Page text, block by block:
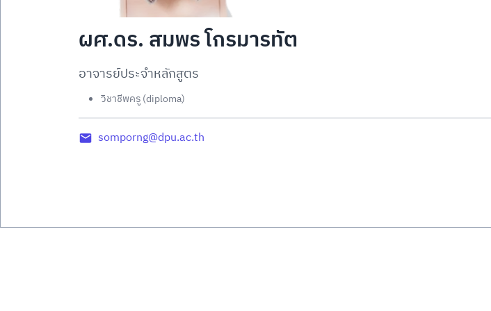
ผศ.ดร. สมพร โกรมารทัต
อาจารย์ประจำหลักสูตร
วิชาชีพครู (diploma)
somporng@dpu.ac.th